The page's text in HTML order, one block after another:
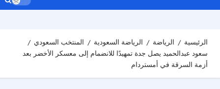
الرئيسية الرياضة الرياضة السعودية
المنتخب السعودي
سعود عبدالحميد يصل جدة تمهيدًا للانضمام إلى معسكر الأخضر بعد
أزمة السرقة في أمستردام